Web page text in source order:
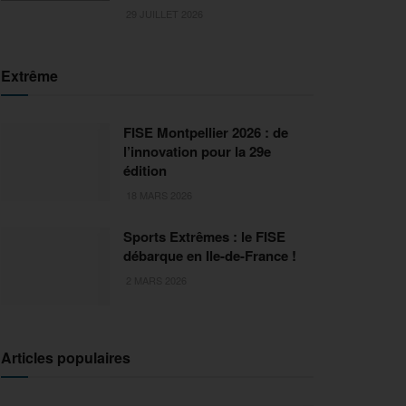
Extrême
FISE Montpellier 2026 : de
l’innovation pour la 29e
édition
Sports Extrêmes : le FISE
débarque en Ile-de-France !
Articles populaires